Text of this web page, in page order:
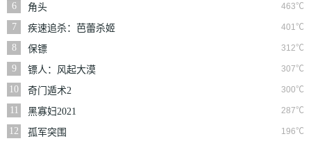
6
463℃
角头
7
401℃
疾速追杀：芭蕾杀姬
8
312℃
保镖
9
307℃
镖人：风起大漠
10
300℃
奇门遁术2
11
287℃
黑寡妇2021
12
196℃
孤军突围